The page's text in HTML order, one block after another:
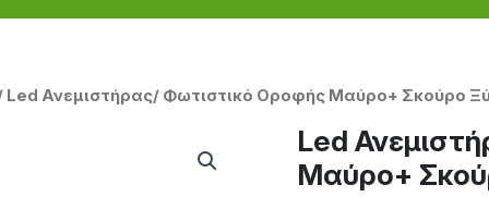
Led Ανεμιστήρας/ Φωτιστικό Οροφής Μαύρο+ Σκούρο
Led
Μαύρο+